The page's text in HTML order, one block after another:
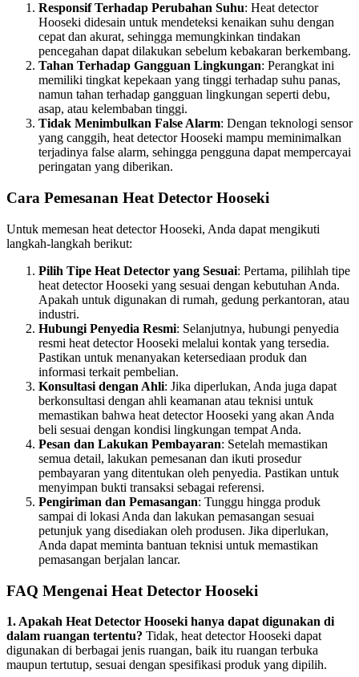
Responsif Terhadap Perubahan Suhu: Heat detector
Hooseki didesain untuk mendeteksi kenaikan suhu dengan
cepat dan akurat, sehingga memungkinkan tindakan
pencegahan dapat dilakukan sebelum kebakaran berkembang.
Tahan Terhadap Gangguan Lingkungan: Perangkat ini
memiliki tingkat kepekaan yang tinggi terhadap suhu panas,
namun tahan terhadap gangguan lingkungan seperti debu,
asap, atau kelembaban tinggi.
Tidak Menimbulkan False Alarm: Dengan teknologi sensor
yang canggih, heat detector Hooseki mampu meminimalkan
terjadinya false alarm, sehingga pengguna dapat mempercayai
peringatan yang diberikan.
Cara Pemesanan Heat Detector Hooseki
Untuk memesan heat detector Hooseki, Anda dapat mengikuti
langkah-langkah berikut:
Pilih Tipe Heat Detector yang Sesuai: Pertama, pilihlah tipe
heat detector Hooseki yang sesuai dengan kebutuhan Anda.
Apakah untuk digunakan di rumah, gedung perkantoran, atau
industri.
Hubungi Penyedia Resmi: Selanjutnya, hubungi penyedia
resmi heat detector Hooseki melalui kontak yang tersedia.
Pastikan untuk menanyakan ketersediaan produk dan
informasi terkait pembelian.
Konsultasi dengan Ahli: Jika diperlukan, Anda juga dapat
berkonsultasi dengan ahli keamanan atau teknisi untuk
memastikan bahwa heat detector Hooseki yang akan Anda
beli sesuai dengan kondisi lingkungan tempat Anda.
Pesan dan Lakukan Pembayaran: Setelah memastikan
semua detail, lakukan pemesanan dan ikuti prosedur
pembayaran yang ditentukan oleh penyedia. Pastikan untuk
menyimpan bukti transaksi sebagai referensi.
Pengiriman dan Pemasangan: Tunggu hingga produk
sampai di lokasi Anda dan lakukan pemasangan sesuai
petunjuk yang disediakan oleh produsen. Jika diperlukan,
Anda dapat meminta bantuan teknisi untuk memastikan
pemasangan berjalan lancar.
FAQ Mengenai Heat Detector Hooseki
1. Apakah Heat Detector Hooseki hanya dapat digunakan di
dalam ruangan tertentu? Tidak, heat detector Hooseki dapat
digunakan di berbagai jenis ruangan, baik itu ruangan terbuka
maupun tertutup, sesuai dengan spesifikasi produk yang dipilih.